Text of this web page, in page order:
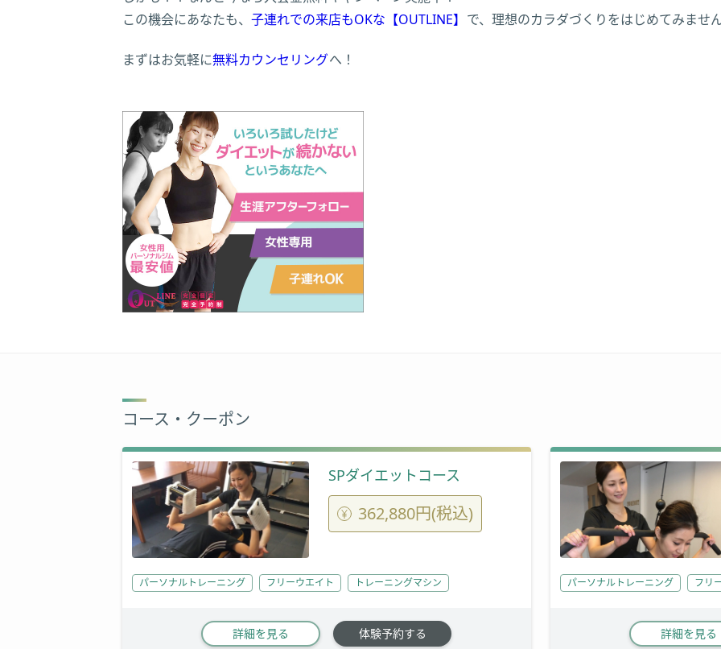
この機会にあなたも、 子連れでの来店もOKな【OUTLINE】 で、理想のカラダづくりをはじめてみませ
まずはお気軽に無料カウンセリングへ！
コース・クーポン
SPダイエットコース
362,880円(税込)
パーソナルトレーニング フリーウエイト トレーニングマシン
詳細を見る 体験予約する
パーソナルトレーニング フリ
詳細を見る